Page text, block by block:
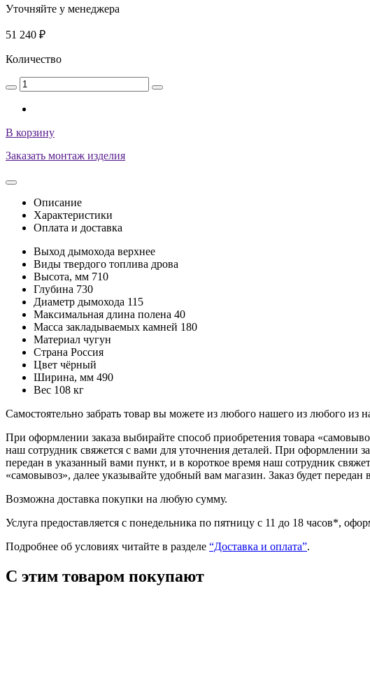
Уточняйте у менеджера
51 240 ₽
Количество
В корзину
Заказать монтаж изделия
Описание
Характеристики
Оплата и доставка
Выход дымохода верхнее
Виды твердого топлива дрова
Высота, мм 710
Глубина 730
Диаметр дымохода 115
Максимальная длина полена 40
Масса закладываемых камней 180
Материал чугун
Страна Россия
Цвет чёрный
Ширина, мм 490
Вес 108 кг
Самостоятельно забрать товар вы можете из любого нашего из любого из
При оформлении заказа выбирайте способ приобретения товара
наш сотрудник свяжется с вами для уточнения деталей. При оформлении
передан в указанный вами пункт, и в короткое время наш сотрудник
«самовывоз», далее указывайте удобный вам магазин. Заказ будет
Возможна доставка покупки на любую сумму.
Услуга предоставляется с понедельника по пятницу с 11 до 18 часов*,
Подробнее об условиях читайте в разделе “Доставка и оплата”.
С этим товаром покупают